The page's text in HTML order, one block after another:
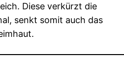
Diese verkürzt die
senkt somit auch das